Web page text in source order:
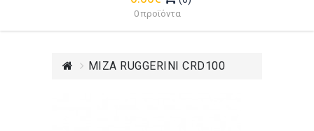
0 προϊόντα
ΜΙΖΑ RUGGERINI CRD100